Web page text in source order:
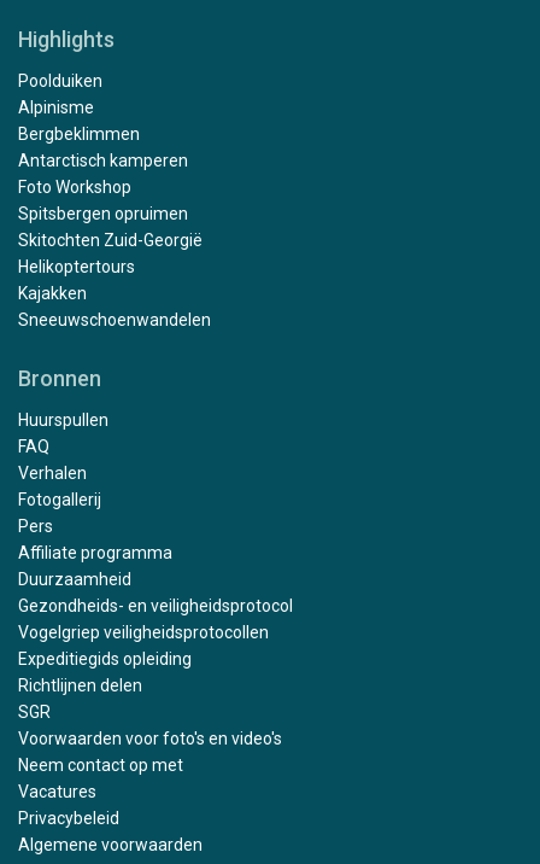
Highlights
Poolduiken
Alpinisme
Bergbeklimmen
Antarctisch kamperen
Foto Workshop
Spitsbergen opruimen
Skitochten Zuid-Georgië
Helikoptertours
Kajakken
Sneeuwschoenwandelen
Bronnen
Huurspullen
FAQ
Verhalen
Fotogallerij
Pers
Affiliate programma
Duurzaamheid
Gezondheids- en veiligheidsprotocol
Vogelgriep veiligheidsprotocollen
Expeditiegids opleiding
Richtlijnen delen
SGR
Voorwaarden voor foto's en video's
Neem contact op met
Vacatures
Privacybeleid
Algemene voorwaarden